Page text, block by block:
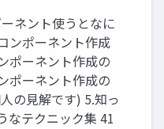
ネント使うとなに
ンポーネント作成
ポーネント作成の
ポーネント作成の
の見解です) 5.知っ
なテクニック集 41